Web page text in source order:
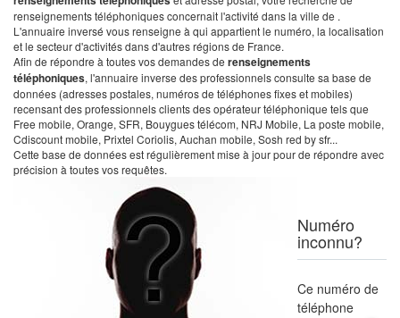
renseignements téléphoniques concernait l'activité dans la ville de .
L'annuaire inversé vous renseigne à qui appartient le numéro, la localisation
et le secteur d'activités dans d'autres régions de France.
Afin de répondre à toutes vos demandes de renseignements
téléphoniques, l'annuaire inverse des professionnels consulte sa base de
données (adresses postales, numéros de téléphones fixes et mobiles)
recensant des professionnels clients des opérateur téléphonique tels que
Free mobile, Orange, SFR, Bouygues télécom, NRJ Mobile, La poste mobile,
Cdiscount mobile, Prixtel Coriolis, Auchan mobile, Sosh red by sfr...
Cette base de données est régulièrement mise à jour pour de répondre avec
précision à toutes vos requêtes.
Numéro
inconnu?
Ce numéro de
téléphone